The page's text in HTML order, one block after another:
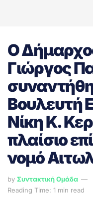
Ο
Γιώργος
Βουλευτή
Νίκη Κ.
πλαίσιο
νομό
by Συντακτική Ομάδα
Reading Time: 1 min read